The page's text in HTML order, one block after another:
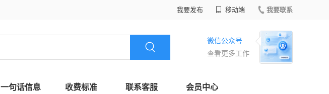
我要发布 移动端 我要联系
微信公众号
查看更多工作
一句话信息 收费标准 联系客服 会员中心